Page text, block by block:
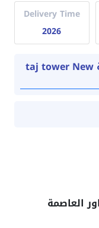
Delivery Time
2026
تاج تاور العاصمة الادارية taj tower New
تاج تاور العاصمة